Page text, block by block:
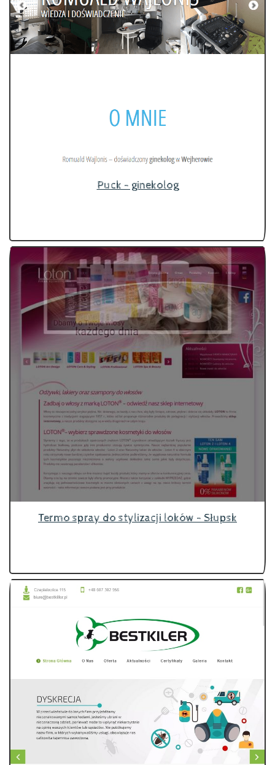
Puck - ginekolog
Termo spray do stylizacji loków - Słupsk